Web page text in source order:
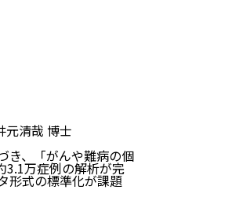
清哉 博士
き、「がんや難病の個
3.1万症例の解析が完
形式の標準化が課題